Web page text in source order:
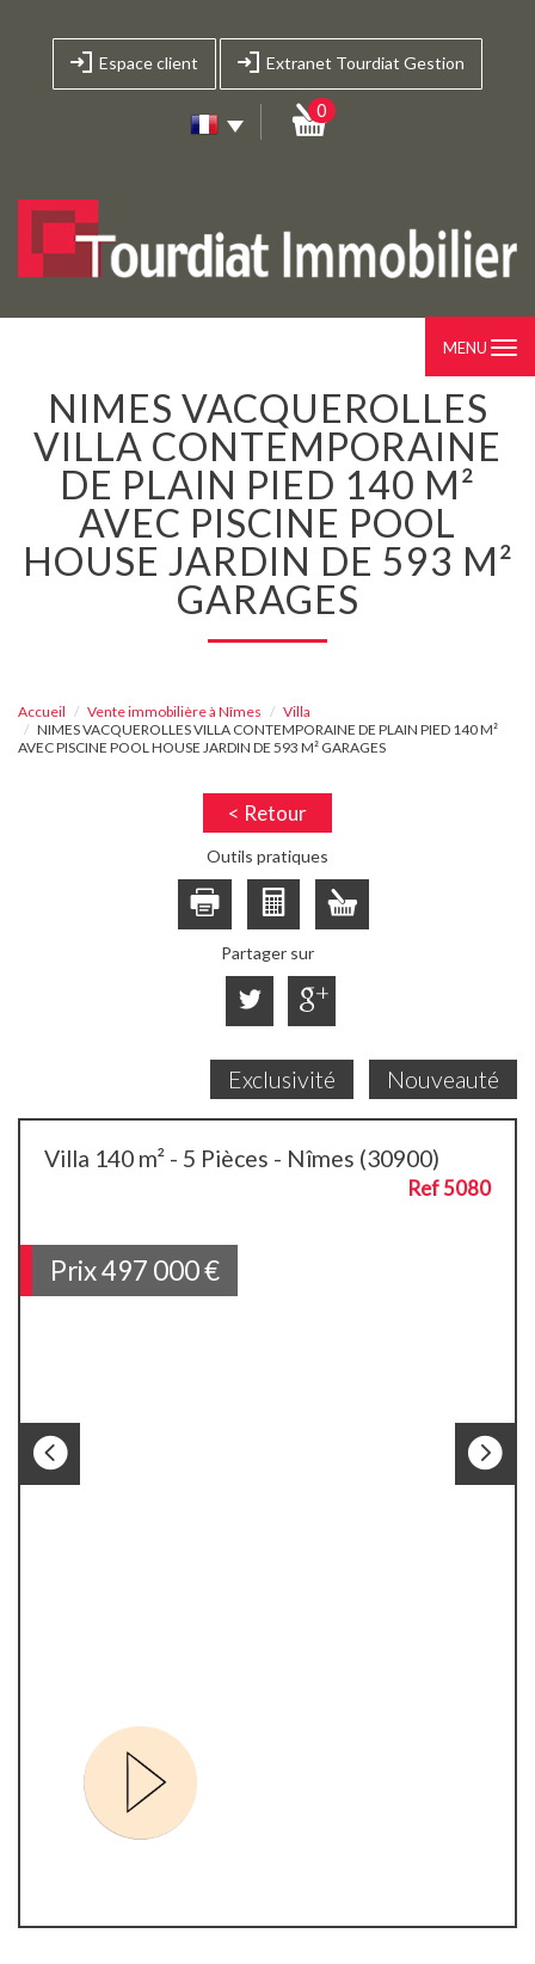
Espace client Extranet Tourdiat Gestion
0
MENU
NIMES VACQUEROLLES
VILLA CONTEMPORAINE
DE PLAIN PIED 140 M²
AVEC PISCINE POOL
HOUSE JARDIN DE 593 M²
GARAGES
Accueil Vente immobilière à Nîmes
Villa
NIMES VACQUEROLLES VILLA CONTEMPORAINE DE PLAIN PIED 140 M²
AVEC PISCINE POOL HOUSE JARDIN DE 593 M² GARAGES
< Retour
Outils pratiques
Partager sur
Exclusivité Nouveauté
Villa 140 m² - 5 Pièces - Nîmes (30900)
Ref 5080
Prix497 000€